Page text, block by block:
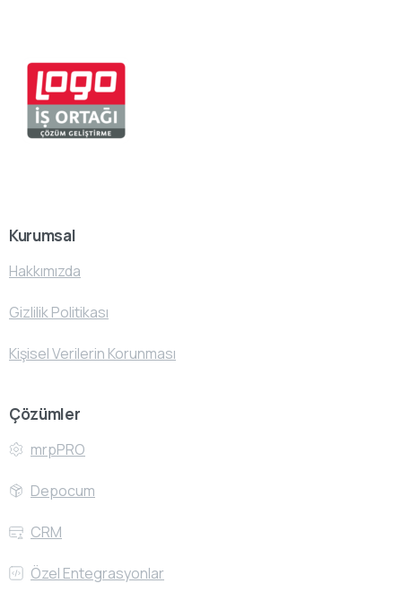
Kurumsal
Hakkımızda
Gizlilik Politikası
Kişisel Verilerin Korunması
Çözümler
mrpPRO
Depocum
CRM
Özel Entegrasyonlar